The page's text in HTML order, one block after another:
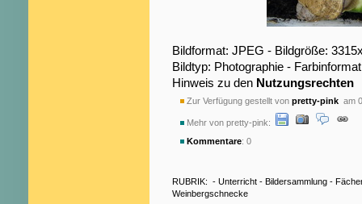
Bildformat: JPEG - Bildgröße:
Bildtyp: Photographie -
Hinweis zu den Nutzungsrechten
Zur Verfügung gestellt von pretty-pink am
Mehr von pretty-pink:
Kommentare: 0
RUBRIK: - Unterricht - Bildersammlung -
Weinbergschnecke